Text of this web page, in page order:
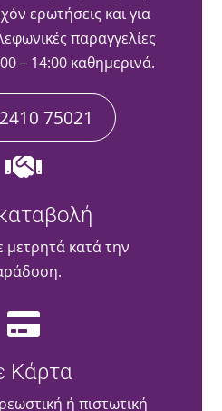
ερωτήσεις και για
παραγγελίες
– 14:00 καθημερινά.
75021
κατά την
Κάρτα
ή πιστωτική